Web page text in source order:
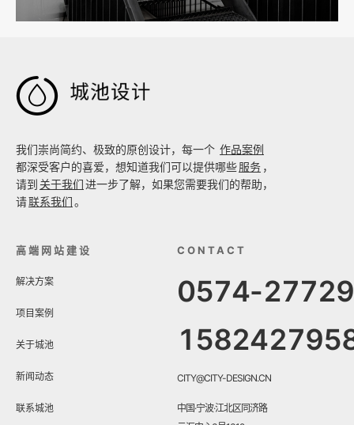

我们崇尚简约、极致的原创设计，每一个 作品案例
都深受客户的喜爱，想知道我们可以提供哪些服务 ，
请到 关于我们进一步了解，如果您需要我们的帮助，
请联系我们。
高端网站建设
解决方案
项目案例
关于城池
新闻动态
联系城池
CONTACT
0574-
CITY@CITY-DESIGN.CN
中国·宁波·江北区同济路